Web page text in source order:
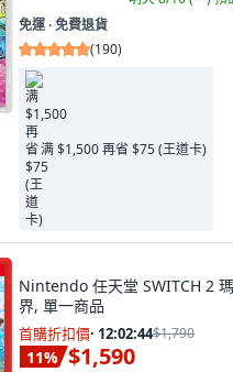
免運 ∙ 免費退貨
(190)
满 $1,500 再省 $75 (王道卡)
Nintendo 任天堂 SWITCH 2
界, 單一商品
首購折扣價· 12:02:43$1,790
11% $1,590